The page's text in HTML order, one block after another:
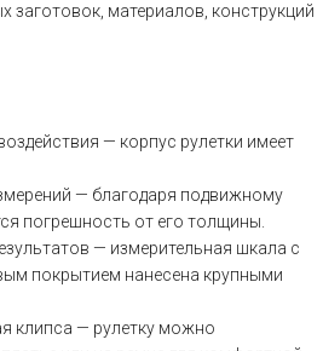
заготовок, материалов, конструкций
— корпус рулетки имеет
— благодаря подвижному
погрешность от его толщины.
— измерительная шкала с
покрытием нанесена крупными
клипса — рулетку можно